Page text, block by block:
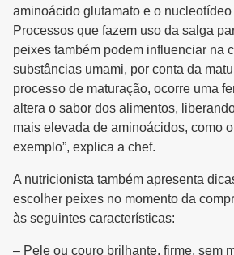
aminoácido glutamato e o
Processos que fazem uso da salga
peixes também podem influenciar na
substâncias umami, por conta da
processo de maturação, ocorre uma
altera o sabor dos alimentos,
mais elevada de aminoácidos, como
exemplo”, explica a chef.
A nutricionista também apresenta
escolher peixes no momento da
às seguintes características:
– Pele ou couro brilhante, firme, sem